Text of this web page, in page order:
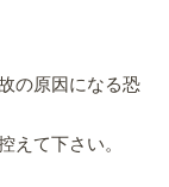
の原因になる恐
えて下さい。